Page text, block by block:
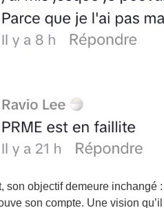
son objectif demeure inchangé
son compte. Une vision